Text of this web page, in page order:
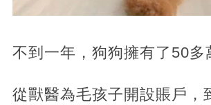
不到一年，狗狗擁有了50多
從獸醫為毛孩子開設賬戶，